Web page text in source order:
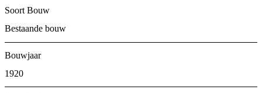
Soort Bouw
Bestaande bouw
Bouwjaar
1920